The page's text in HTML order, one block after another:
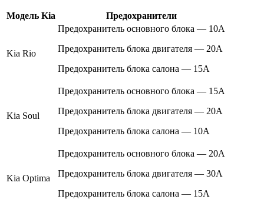
Модель Kia Предохранители
Kia Rio
Предохранитель основного блока — 10А
Предохранитель блока двигателя — 20А
Предохранитель блока салона — 15А
Kia Soul
Предохранитель основного блока — 15А
Предохранитель блока двигателя — 20А
Предохранитель блока салона — 10А
Kia Optima
Предохранитель основного блока — 20А
Предохранитель блока двигателя — 30А
Предохранитель блока салона — 15А